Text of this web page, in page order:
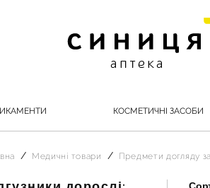
КОСМЕТИЧНІ ЗАСОБИ
Медичні товари Предмети догляду